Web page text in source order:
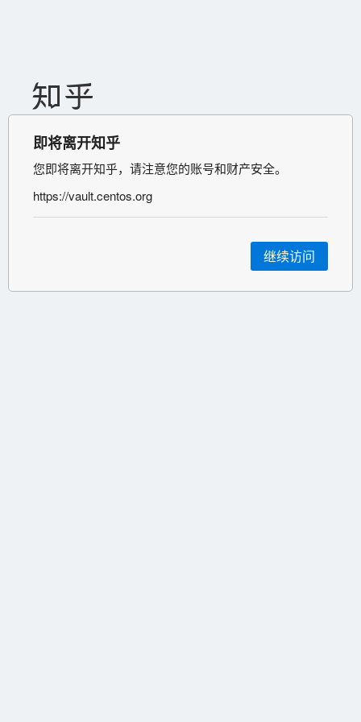
即将离开知乎
您即将离开知乎，请注意您的账号和财产安全。
https://vault.centos.org
继续访问